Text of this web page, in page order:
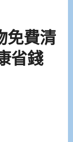
免費清
省錢